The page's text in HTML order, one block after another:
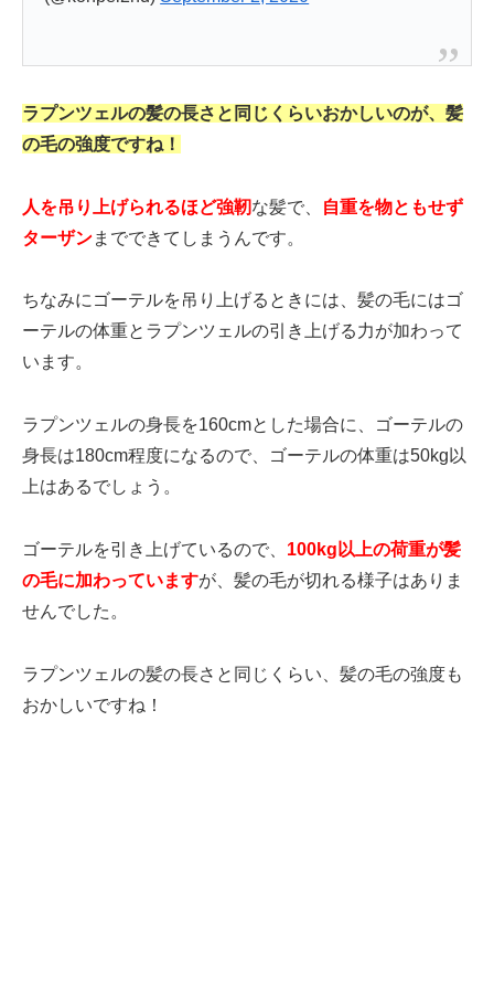
ラプンツェルの髪の長さと同じくらいおかしいのが、髪
の毛の強度ですね！
人を吊り上げられるほど強靭な髪で、
自重を物ともせず
ターザンまでできてしまうんです。
ちなみにゴーテルを吊り上げるときには、髪の毛にはゴ
ーテルの体重とラプンツェルの引き上げる力が加わって
います。
ラプンツェルの身長を160cmとした場合に、ゴーテルの
身長は180cm程度になるので、ゴーテルの体重は50kg以
上はあるでしょう。
ゴーテルを引き上げているので、 100kg以上の荷重が髪
の毛に加わっていますが、髪の毛が切れる様子はありま
せんでした。
ラプンツェルの髪の長さと同じくらい、髪の毛の強度も
おかしいですね！